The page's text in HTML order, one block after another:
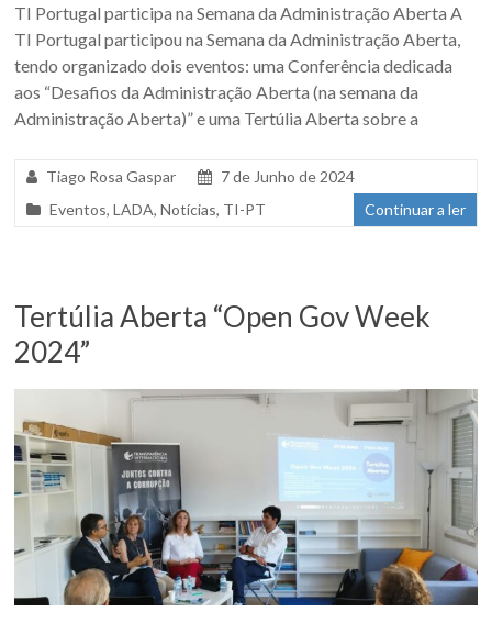
TI Portugal participa na Semana da Administração Aberta A
TI Portugal participou na Semana da Administração Aberta,
tendo organizado dois eventos: uma Conferência dedicada
aos “Desafios da Administração Aberta (na semana da
Administração Aberta)” e uma Tertúlia Aberta sobre a
Tiago Rosa Gaspar
7 de Junho de 2024
Eventos,LADA,Notícias, TI-PT Continuar a ler
Tertúlia Aberta “Open Gov Week
2024”